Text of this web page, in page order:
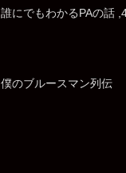
誰にでもわかるPAの話
僕のブルースマン列伝